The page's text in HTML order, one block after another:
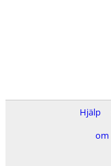
Hjälp
om